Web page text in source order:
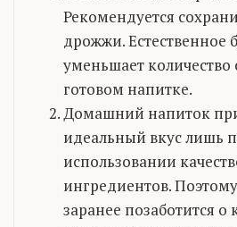
Рекомендуется
дрожжи. Естественное
уменьшает
готовом напитке.
Домашний напиток
идеальный вкус лишь
использовании
ингредиентов.
заранее позаботится о